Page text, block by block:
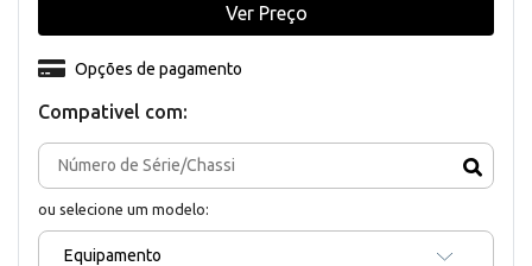
Compativel com:
ou selecione um modelo:
Equipamento
Opções de pagamento
Ver Preço